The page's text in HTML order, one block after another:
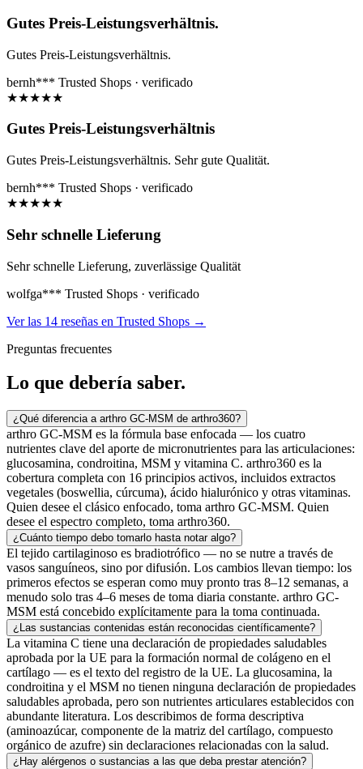
Gutes Preis-Leistungsverhältnis.
Gutes Preis-Leistungsverhältnis.
bernh*** Trusted Shops · verificado
★★★★★
Gutes Preis-Leistungsverhältnis
Gutes Preis-Leistungsverhältnis. Sehr gute Qualität.
bernh*** Trusted Shops · verificado
★★★★★
Sehr schnelle Lieferung
Sehr schnelle Lieferung, zuverlässige Qualität
wolfga*** Trusted Shops · verificado
Ver las 14 reseñas en Trusted Shops →
Preguntas frecuentes
Lo que debería saber.
¿Qué diferencia a arthro GC-MSM de arthro360?
arthro GC-MSM es la fórmula base enfocada — los cuatro
nutrientes clave del aporte de micronutrientes para las articulaciones:
glucosamina, condroitina, MSM y vitamina C. arthro360 es la
cobertura completa con 16 principios activos, incluidos extractos
vegetales (boswellia, cúrcuma), ácido hialurónico y otras vitaminas.
Quien desee el clásico enfocado, toma arthro GC-MSM. Quien
desee el espectro completo, toma arthro360.
¿Cuánto tiempo debo tomarlo hasta notar algo?
El tejido cartilaginoso es bradiotrófico — no se nutre a través de
vasos sanguíneos, sino por difusión. Los cambios llevan tiempo: los
primeros efectos se esperan como muy pronto tras 8–12 semanas, a
menudo solo tras 4–6 meses de toma diaria constante. arthro GC-
MSM está concebido explícitamente para la toma continuada.
¿Las sustancias contenidas están reconocidas científicamente?
La vitamina C tiene una declaración de propiedades saludables
aprobada por la UE para la formación normal de colágeno en el
cartílago — es el texto del registro de la UE. La glucosamina, la
condroitina y el MSM no tienen ninguna declaración de propiedades
saludables aprobada, pero son nutrientes articulares establecidos con
abundante literatura. Los describimos de forma descriptiva
(aminoazúcar, componente de la matriz del cartílago, compuesto
orgánico de azufre) sin declaraciones relacionadas con la salud.
¿Hay alérgenos o sustancias a las que deba prestar atención?